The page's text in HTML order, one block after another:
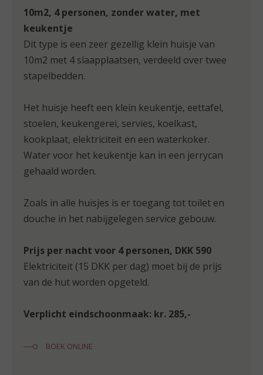
10m2, 4 personen, zonder water, met
keukentje
Dit type is een zeer gezellig klein huisje van
10m2 met 4 slaapplaatsen, verdeeld over twee
stapelbedden.
Het huisje heeft een klein keukentje, eettafel,
stoelen, keukengerei, servies, koelkast,
kookplaat, elektriciteit en een waterkoker.
Water voor het keukentje kan in een jerrycan
gehaald worden.
Zoals in alle huisjes is er toegang tot toilet en
douche in het nabijgelegen service gebouw.
Prijs per nacht voor 4 personen, DKK 590
Elektriciteit (15 DKK per dag) moet bij de prijs
van de hut worden opgeteld.
Verplicht eindschoonmaak: kr. 285,-
BOEK ONLINE